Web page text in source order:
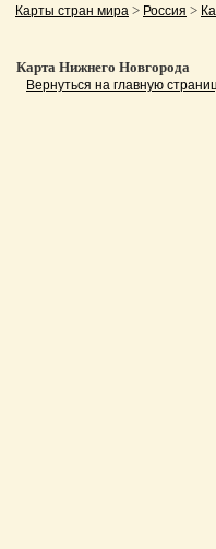
Карты стран мира > Россия >
Карта Нижнего Новгорода
Вернуться на главную